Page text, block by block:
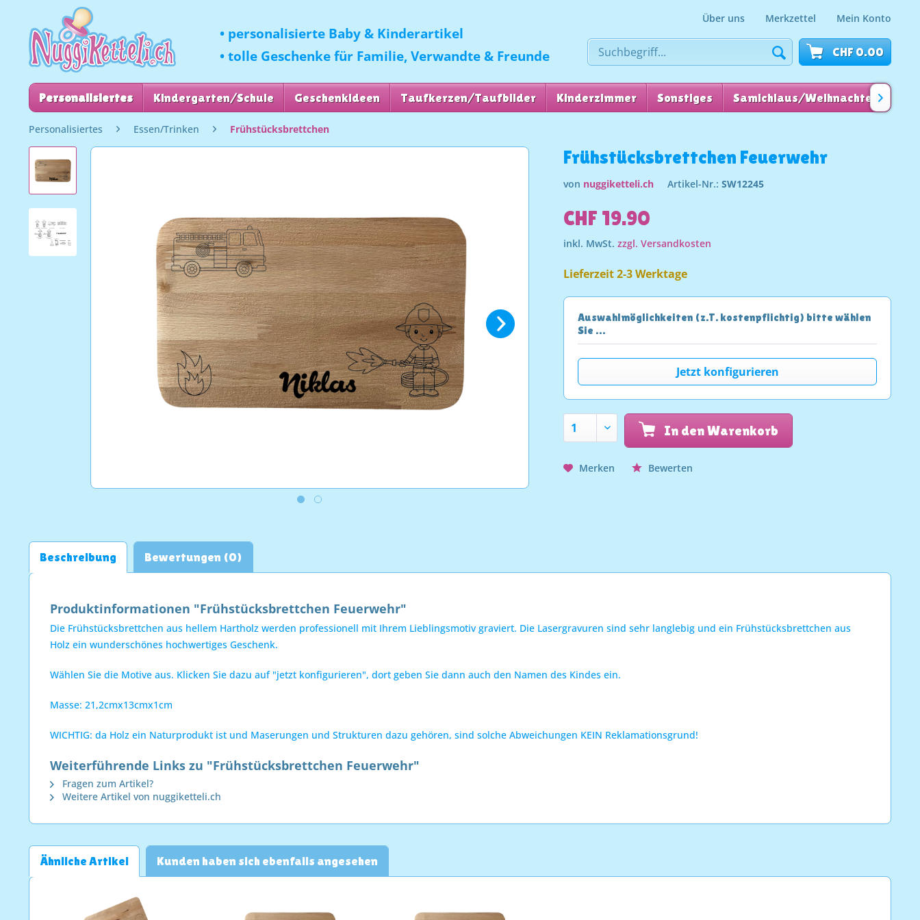
• personalisierte Baby & Kinderartikel
• tolle Geschenke für Familie, Verwandte & Freunde
Über uns Merkzettel Mein Konto
CHF 0.00
Personalisiertes Kindergarten/Schule Geschenkideen Taufkerzen/Taufbilder Kinderzimmer Sonstiges Samichlaus/Weihnachten
Personalisiertes Essen/Trinken Frühstücksbrettchen
Frühstücksbrettchen Feuerwehr
von nuggiketteli.ch Artikel-Nr.: SW12245
CHF 19.90
inkl. MwSt.zzgl. Versandkosten
Lieferzeit 2-3 Werktage
Auswahlmöglichkeiten (z.T. kostenpflichtig) bitte wählen
Sie …
Jetzt konfigurieren
In den Warenkorb
Merken Bewerten
Beschreibung Bewertungen (0)
Produktinformationen "Frühstücksbrettchen Feuerwehr"
Die Frühstücksbrettchen aus hellem Hartholz werden professionell mit Ihrem Lieblingsmotiv graviert. Die Lasergravuren sind sehr langlebig und ein Frühstücksbrettchen aus
Holz ein wunderschönes hochwertiges Geschenk.
Wählen Sie die Motive aus. Klicken Sie dazu auf "jetzt konfigurieren", dort geben Sie dann auch den Namen des Kindes ein.
Masse: 21,2cmx13cmx1cm
WICHTIG: da Holz ein Naturprodukt ist und Maserungen und Strukturen dazu gehören, sind solche Abweichungen KEIN Reklamationsgrund!
Weiterführende Links zu "Frühstücksbrettchen Feuerwehr"
Fragen zum Artikel?
Weitere Artikel von nuggiketteli.ch
Ähnliche Artikel Kunden haben sich ebenfalls angesehen